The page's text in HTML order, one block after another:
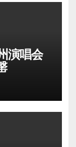
演唱会